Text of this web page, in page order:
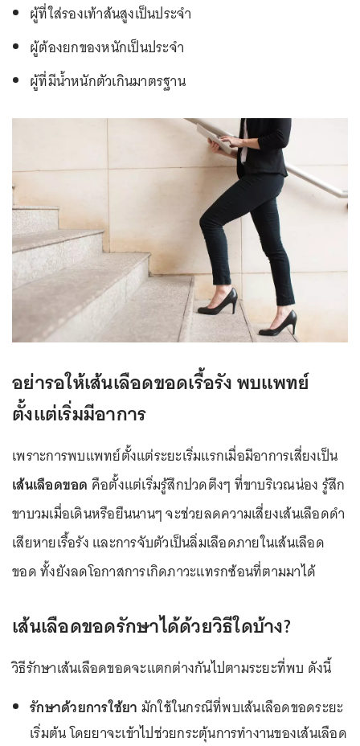
ผู้ที่ใส่รองเท้าส้นสูงเป็นประจำ
ผู้ต้องยกของหนักเป็นประจำ
ผู้ที่มีน้ำหนักตัวเกินมาตรฐาน
อย่ารอให้เส้นเลือดขอดเรื้อรัง พบแพทย์
ตั้งแต่เริ่มมีอาการ
เพราะการพบแพทย์ตั้งแต่ระยะเริ่มแรกเมื่อมีอาการเสี่ยงเป็น
เส้นเลือดขอด คือตั้งแต่เริ่มรู้สึกปวดตึงๆ ที่ขาบริเวณน่อง รู้สึก
ขาบวมเมื่อเดินหรือยืนนานๆ จะช่วยลดความเสี่ยงเส้นเลือดดำ
เสียหายเรื้อรัง และการจับตัวเป็นลิ่มเลือดภายในเส้นเลือด
ขอด ทั้งยังลดโอกาสการเกิดภาวะแทรกซ้อนที่ตามมาได้
เส้นเลือดขอดรักษาได้ด้วยวิธีใดบ้าง?
วิธีรักษาเส้นเลือดขอดจะแตกต่างกันไปตามระยะที่พบ ดังนี้
รักษาด้วยการใช้ยา มักใช้ในกรณีที่พบเส้นเลือดขอดระยะ
เริ่มต้น โดยยาจะเข้าไปช่วยกระตุ้นการทำงานของเส้นเลือด